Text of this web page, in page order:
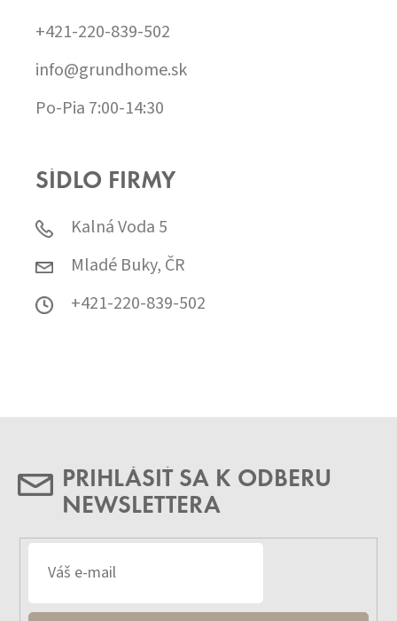
+421-220-839-502
info@grundhome.sk
Po-Pia 7:00-14:30
SÍDLO FIRMY
Kalná Voda 5
Mladé Buky, ČR
+421-220-839-502
PRIHLÁSIŤ SA K ODBERU
NEWSLETTERA